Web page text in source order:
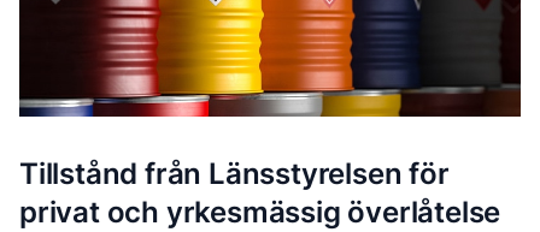
Tillstånd från Länsstyrelsen för
privat och yrkesmässig överlåtelse